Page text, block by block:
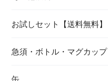
お試しセット【送料無料】
急須・ボトル・マグカップ
缶